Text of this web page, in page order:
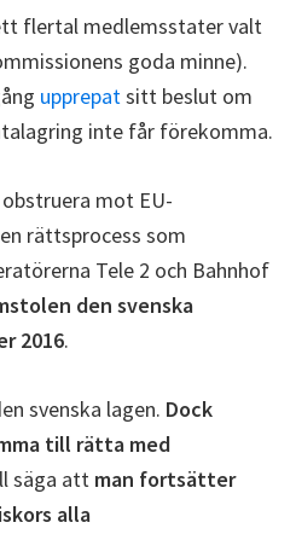
flertal medlemsstater valt
goda minne).
upprepatsitt beslut om
inte får förekomma.
mot EU-
rättsprocess som
Tele 2 och Bahnhof
den svenska
2016.
svenska lagen. Dock
till rätta med
säga att man fortsätter
alla